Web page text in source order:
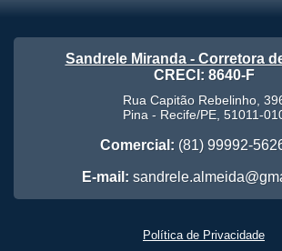
Sandrele Miranda - Corretora
CRECI: 8640-F
Rua Capitão Rebelinho,
Pina - Recife/PE, 51011-
Comercial: (81) 99992-
E-mail:
Política de Privacidade